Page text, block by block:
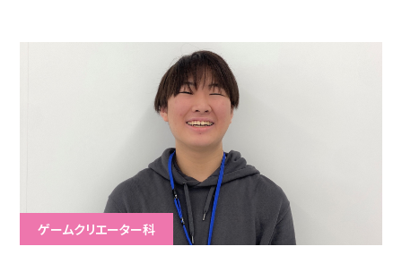
ゲームクリエーター科